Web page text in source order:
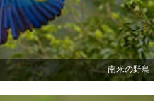
南米の野鳥